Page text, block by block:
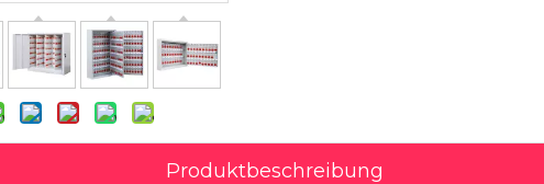
Produktbeschreibung